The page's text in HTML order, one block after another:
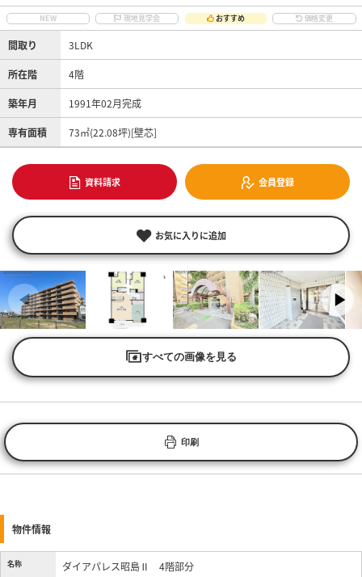
NEW 現地見学会 おすすめ 価格変更
間取り 3LDK
所在階 4階
築年月 1991年02月完成
専有面積 73㎡(22.08坪)[壁芯]
資料請求 会員登録
お気に入りに追加
すべての画像を見る
印刷
物件情報
名称 ダイアパレス昭島Ⅱ 4階部分